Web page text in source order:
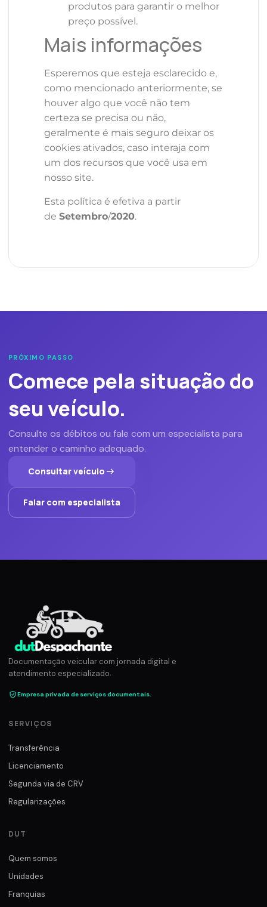
produtos para garantir o melhor
preço possível.
Mais informações
Esperemos que esteja esclarecido e,
como mencionado anteriormente, se
houver algo que você não tem
certeza se precisa ou não,
geralmente é mais seguro deixar os
cookies ativados, caso interaja com
um dos recursos que você usa em
nosso site.
Esta política é efetiva a partir
de Setembro/2020.
PRÓXIMO PASSO
Comece pela situação do
seu veículo.
Consulte os débitos ou fale com um especialista para
entender o caminho adequado.
Consultar veículo
Falar com especialista
Documentação veicular com jornada digital e
atendimento especializado.
Empresa privada de serviços documentais.
SERVIÇOS
Transferência
Licenciamento
Segunda via de CRV
Regularizações
DUT
Quem somos
Unidades
Franquias